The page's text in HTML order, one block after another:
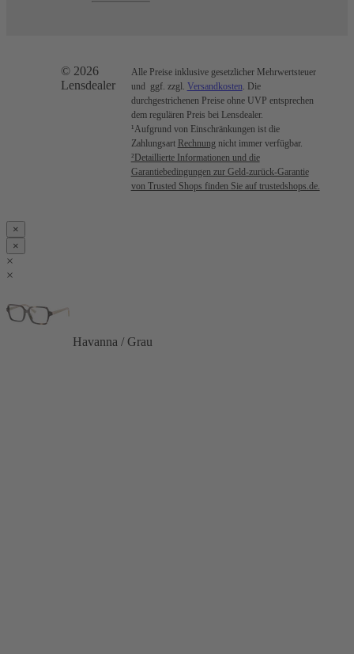
© 2026
Lensdealer
Alle Preise inklusive gesetzlicher Mehrwertsteuer
und ggf. zzgl. Versandkosten . Die
durchgestrichenen Preise ohne UVP entsprechen
dem regulären Preis bei Lensdealer.
¹Aufgrund von Einschränkungen ist die
Zahlungsart Rechnung nicht immer verfügbar.
²Detaillierte Informationen und die
Garantiebedingungen zur Geld-zurück-Garantie
von Trusted Shops finden Sie auf trustedshops.de.
×
×
×
×
Havanna / Grau